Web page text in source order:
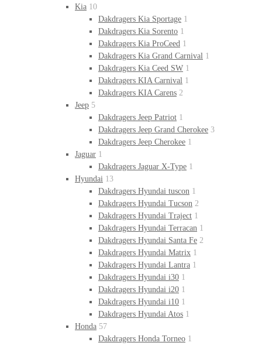
Kia 10
Dakdragers Kia Sportage 1
Dakdragers Kia Sorento 1
Dakdragers Kia ProCeed 1
Dakdragers Kia Grand Carnival 1
Dakdragers Kia Ceed SW 1
Dakdragers KIA Carnival 1
Dakdragers KIA Carens 2
Jeep 5
Dakdragers Jeep Patriot 1
Dakdragers Jeep Grand Cherokee 3
Dakdragers Jeep Cherokee 1
Jaguar 1
Dakdragers Jaguar X-Type 1
Hyundai 13
Dakdragers Hyundai tuscon 1
Dakdragers Hyundai Tucson 2
Dakdragers Hyundai Traject 1
Dakdragers Hyundai Terracan 1
Dakdragers Hyundai Santa Fe 2
Dakdragers Hyundai Matrix 1
Dakdragers Hyundai Lantra 1
Dakdragers Hyundai i30 1
Dakdragers Hyundai i20 1
Dakdragers Hyundai i10 1
Dakdragers Hyundai Atos 1
Honda 57
Dakdragers Honda Torneo 1